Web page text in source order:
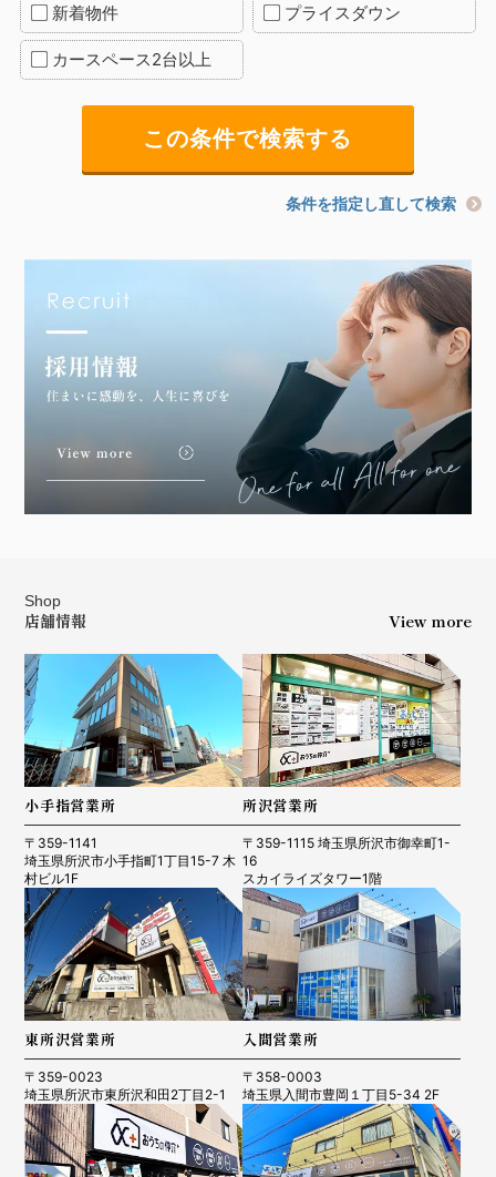
新着物件 プライスダウン
カースペース2台以上
条件を指定し直して検索
Shop
店舗情報 View more
小手指営業所
〒359-1141
埼玉県所沢市小手指町1丁目15-7 木
村ビル1F
所沢営業所
〒359-1115 埼玉県所沢市御幸町1-
16
スカイライズタワー1階
東所沢営業所
〒359-0023
埼玉県所沢市東所沢和田2丁目2-1
入間営業所
〒358-0003
埼玉県入間市豊岡１丁目5-34 2F